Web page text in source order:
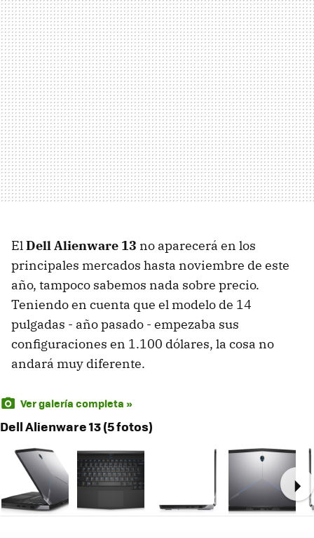
El Dell Alienware 13 no aparecerá en los
principales mercados hasta noviembre de este
año, tampoco sabemos nada sobre precio.
Teniendo en cuenta que el modelo de 14
pulgadas - año pasado - empezaba sus
configuraciones en 1.100 dólares, la cosa no
andará muy diferente.
Ver galería completa »
Dell Alienware 13 (5 fotos)